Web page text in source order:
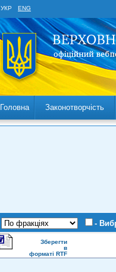
УКР ENG
Головна Законотворчість
-
Зберегти
в
форматі RTF